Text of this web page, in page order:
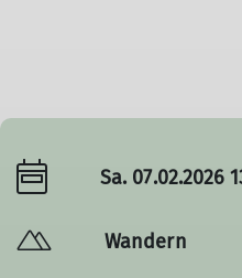
Sa. 07.02.2026
Wandern